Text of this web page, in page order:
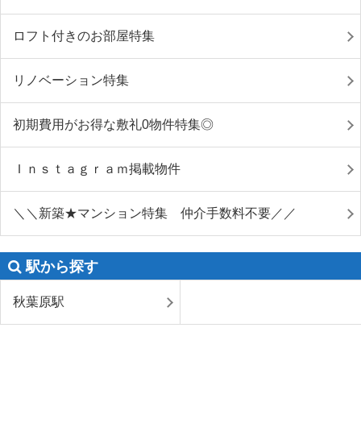
ロフト付きのお部屋特集
リノベーション特集
初期費用がお得な敷礼0物件特集◎
Ｉｎｓｔａｇｒａｍ掲載物件
＼＼新築★マンション特集 仲介手数料不要／／
駅から探す
秋葉原駅